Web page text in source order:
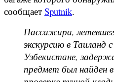
сообщает Sputnik.
Пассажира,
экскурсию в Таиланд
Узбекистане,
предмет был найден